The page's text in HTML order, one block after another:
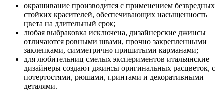
окрашивание производится с применением безвредных
стойких красителей, обеспечивающих насыщенность
цвета на длительный срок;
любая выбраковка исключена, дизайнерские джинсы
отличаются ровными швами, прочно закрепленными
заклепками, симметрично пришитыми карманами;
для любительниц смелых экспериментов итальянские
дизайнеры создают джинсы оригинальных расцветок, с
потертостями, рюшами, принтами и декоративными
деталями.